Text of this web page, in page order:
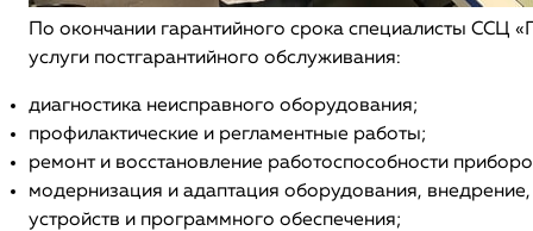
По окончании гарантийного срока специалисты ССЦ
услуги постгарантийного обслуживания:
диагностика неисправного оборудования;
профилактические и регламентные работы;
ремонт и восстановление работоспособности
модернизация и адаптация оборудования,
устройств и программного обеспечения;